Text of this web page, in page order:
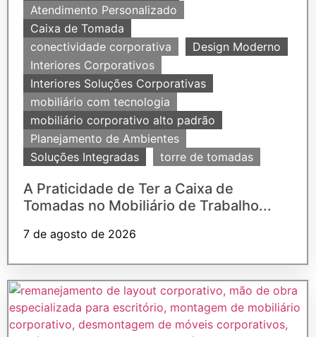
Atendimento Personalizado
Caixa de Tomada
conectividade corporativa
Design Moderno
Interiores Corporativos
Interiores Soluções Corporativas
mobiliário com tecnologia
mobiliário corporativo alto padrão
Planejamento de Ambientes
Soluções Integradas
torre de tomadas
A Praticidade de Ter a Caixa de
Tomadas no Mobiliário de Trabalho...
7 de agosto de 2026